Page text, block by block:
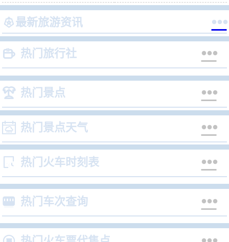
最新旅游资讯 
 热门旅行社 
 热门景点 
 热门景点天气 
 热门火车时刻表 
 热门车次查询 